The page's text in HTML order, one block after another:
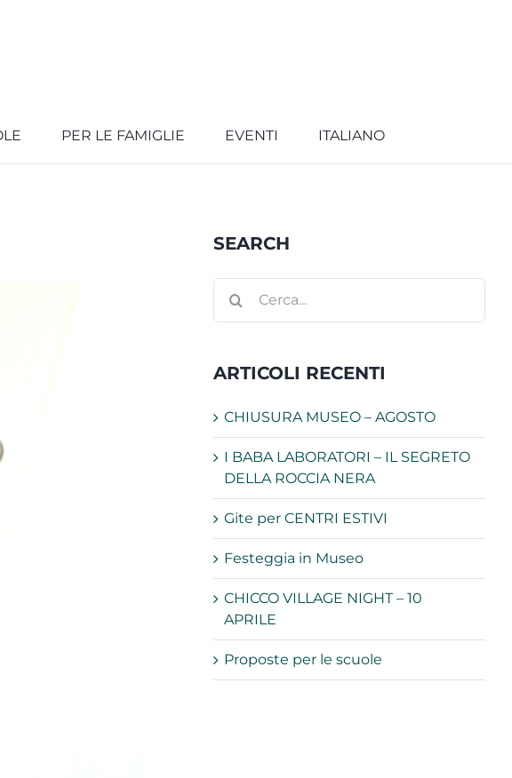
PER LE FAMIGLIE EVENTI ITALIANO
SEARCH
per:
ARTICOLI RECENTI
CHIUSURA MUSEO – AGOSTO
I BABA LABORATORI – IL SEGRETO
DELLA ROCCIA NERA
Gite per CENTRI ESTIVI
Festeggia in Museo
CHICCO VILLAGE NIGHT – 10
APRILE
Proposte per le scuole